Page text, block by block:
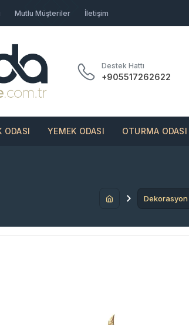
Mutlu Müşteriler İletişim
Destek Hattı
+905517262622
ODASI YEMEK ODASI OTURMA ODASI
Dekorasyon